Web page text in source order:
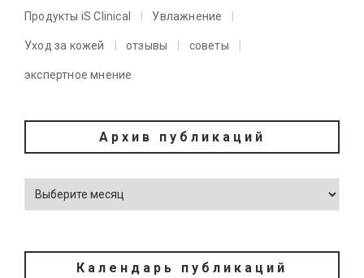
Продукты iS Clinical Увлажнение
Уход за кожей отзывы советы
экспертное мнение
Архив публикаций
Календарь публикаций